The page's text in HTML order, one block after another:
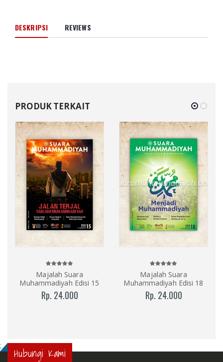
DESKRIPSI REVIEWS
PRODUK TERKAIT
Majalah Suara
Muhammadiyah Edisi 15
Rp. 24.000
Majalah Suara
Muhammadiyah Edisi 18
Rp. 24.000
; Hubungi Kami